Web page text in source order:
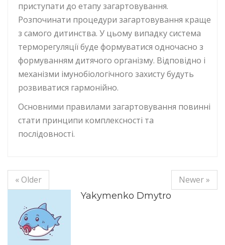
приступати до етапу загартовування.
Розпочинати процедури загартовування краще
з самого дитинства. У цьому випадку система
терморегуляції буде формуватися одночасно з
формуванням дитячого організму. Відповідно і
механізми імунобіологічного захисту будуть
розвиватися гармонійно.
Основними правилами загартовування повинні
стати принципи комплексності та
послідовності.
« Older
Newer »
Yakymenko Dmytro